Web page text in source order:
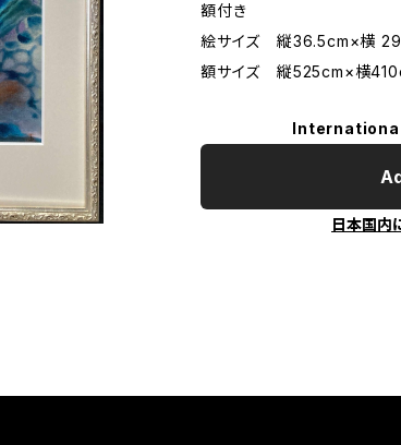
額付き
絵サイズ 縦36.5cm×横
額サイズ 縦525cm×横
日本国内